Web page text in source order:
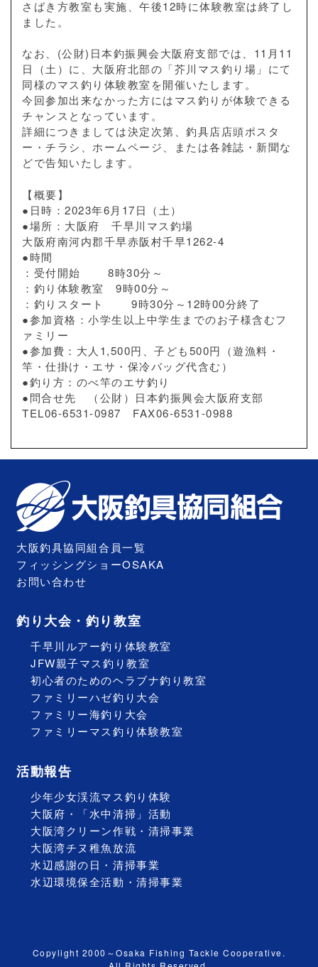
さばき方教室も実施、午後12時に体験教室は終了し
ました。
なお、(公財)日本釣振興会大阪府支部では、11月11
日（土）に、大阪府北部の「芥川マス釣り場」にて
同様のマス釣り体験教室を開催いたします。
今回参加出来なかった方にはマス釣りが体験できる
チャンスとなっています。
詳細につきましては決定次第、釣具店店頭ポスタ
ー・チラシ、ホームページ、または各雑誌・新聞な
どで告知いたします。
【概要】
●日時：2023年6月17日（土）
●場所：大阪府 千早川マス釣場
大阪府南河内郡千早赤阪村千早1262-4
●時間
：受付開始 8時30分～
：釣り体験教室 9時00分～
：釣りスタート 9時30分～12時00分終了
●参加資格：小学生以上中学生までのお子様含むフ
ァミリー
●参加費：大人1,500円、子ども500円（遊漁料・
竿・仕掛け・エサ・保冷バッグ代含む）
●釣り方：のべ竿のエサ釣り
●問合せ先 （公財）日本釣振興会大阪府支部
TEL06-6531-0987 FAX06-6531-0988
大阪釣具協同組合員一覧
フィッシングショーOSAKA
お問い合わせ
釣り大会・釣り教室
千早川ルアー釣り体験教室
JFW親子マス釣り教室
初心者のためのヘラブナ釣り教室
ファミリーハゼ釣り大会
ファミリー海釣り大会
ファミリーマス釣り体験教室
活動報告
少年少女渓流マス釣り体験
大阪府・「水中清掃」活動
大阪湾クリーン作戦・清掃事業
大阪湾チヌ稚魚放流
水辺感謝の日・清掃事業
水辺環境保全活動・清掃事業
Copylight 2000～Osaka Fishing Tackle Cooperative.